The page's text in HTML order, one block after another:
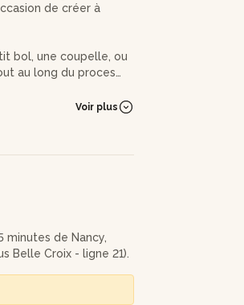
de créer à
bol, une coupelle, ou
au long du processus
de vos pièces.
chaque parent et
et des créations à
Voir plus
minutes de Nancy,
Belle Croix - ligne 21).